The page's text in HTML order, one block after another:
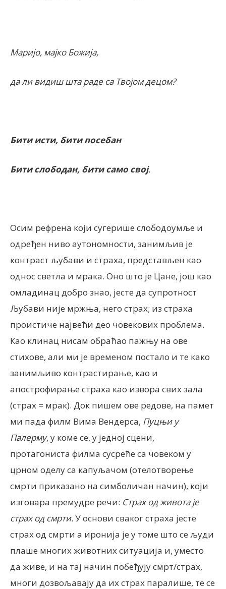
Маријо, мајко Божија,
да ли видиш шта раде са Твојом децом?
Бити исти, бити посебан
Бити слободан, бити само свој.
Осим рефрена који сугерише слободоумље и
одређен ниво аутономности, занимљив је
контраст љубави и страха, представљен као
однос светла и мрака. Оно што је Цане, још као
омладинац добро знао, јесте да супротност
Љубави није мржња, него страх; из страха
проистиче највећи део човекових проблема.
Као клинац нисам обраћао пажњу на ове
стихове, али ми је временом постало и те како
занимљиво контрастирање, као и
апострофирање страха као извора свих зала
(страх = мрак). Док пишем ове редове, на памет
ми пада филм Вима Вендерса, Пуцњи у
Палерму, у коме се, у једној сцени,
протагониста филма сусреће са човеком у
црном оделу са капуљачом (отелотворење
смрти приказано на симболичан начин), који
изговара премудре речи: Страх од живота је
страх од смрти.У основи сваког страха јесте
страх од смрти а иронија је у томе што се људи
плаше многих животних ситуација и, уместо
да живе, и на тај начин побеђују смрт/страх,
многи дозвољавају да их страх паралише, те се